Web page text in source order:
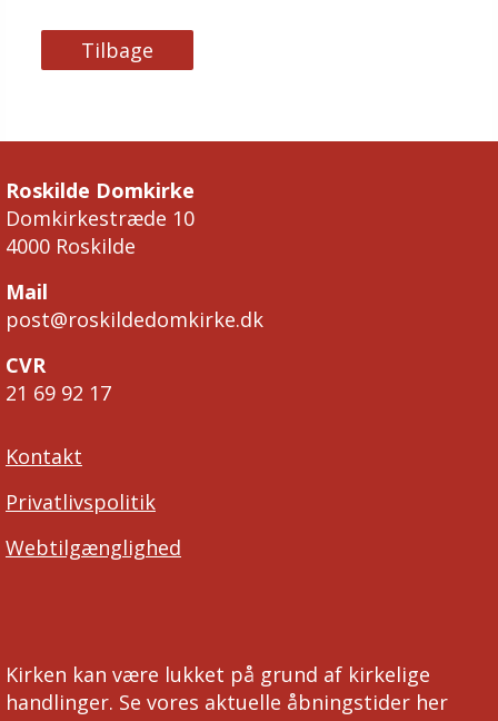
Tilbage
Roskilde Domkirke
Domkirkestræde 10
4000 Roskilde
Mail
post@roskildedomkirke.dk
CVR
21 69 92 17
Kontakt
Privatlivspolitik
Webtilgænglighed
Kirken kan være lukket på grund af kirkelige
handlinger. Se vores aktuelle åbningstider her